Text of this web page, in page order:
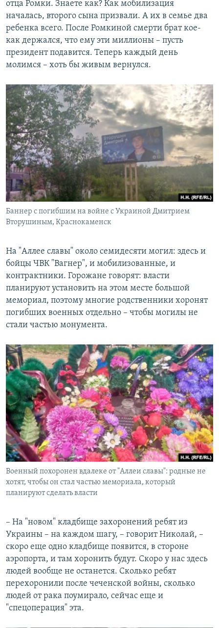
отца Ромки. Знаете как? Как мобилизация
началась, второго сына призвали. А их в семье два
ребенка всего. После Ромкиной смерти брат кое-
как держался, что ему эти миллионы – пусть
президент подавится. Теперь каждый день
молимся – хоть бы живым вернулся.
Баннер с погибшим на войне с Украиной Дмитрием
Вторушиным, Краснокаменск
На "Аллее славы" около семидесяти могил: здесь и
бойцы ЧВК "Вагнер", и мобилизованные, и
контрактники. Горожане говорят: власти
планируют установить на этом месте большой
мемориал, поэтому многие родственники хоронят
погибших военных отдельно – чтобы могилы не
стали частью монумента.
Военный похоронен вдалеке от "Аллеи славы": родные не
хотят, чтобы он стал частью мемориала, который
планируют сделать власти
– На "новом" кладбище захоронений ребят из
Украины – на каждом шагу, – говорит Николай, –
скоро еще одно кладбище появится, в стороне
аэропорта, и там хоронить будут. Скоро у нас здесь
людей вообще не останется. Сколько ребят
перехоронили после чеченской войны, сколько
людей от рака поумирало, сейчас еще и
"спецоперация" эта.